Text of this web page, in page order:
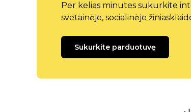
Per kelias minutes sukurkite
svetainėje, socialinėje
Sukurkite parduotuvę